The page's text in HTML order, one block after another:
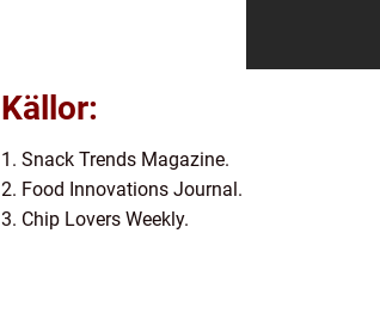
Källor:
1. Snack Trends Magazine.
2. Food Innovations Journal.
3. Chip Lovers Weekly.